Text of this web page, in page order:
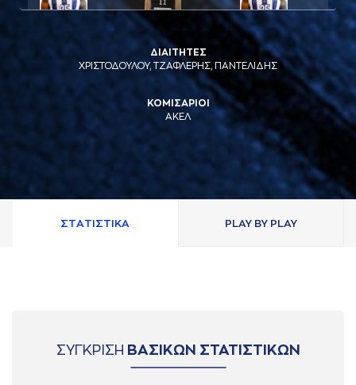
ΔΙΑΙΤΗΤΕΣ
ΧΡΙΣΤΟΔΟΥΛΟΥ, ΤΖΑΦΛΕΡΗΣ, ΠΑΝΤΕΛΙΔΗΣ
ΚΟΜΙΣΑΡΙΟΙ
ΑΚΕΛ
ΣΤAΤΙΣΤΙΚA PLAY BY PLAY
ΣΥΓΚΡΙΣΗ ΒΑΣΙΚΩΝ ΣΤΑΤΙΣΤΙΚΩΝ